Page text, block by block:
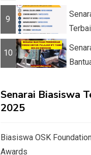
9
dan
2026
10
Senarai Biasiswa
2025
Biasiswa OSK
Awards